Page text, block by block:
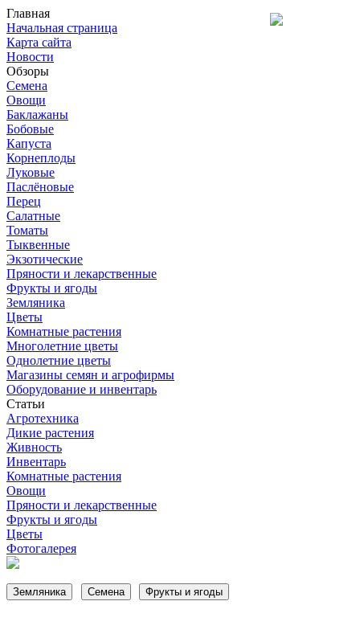
Главная
Начальная страница
Карта сайта
Новости
Обзоры
Семена
Овощи
Баклажаны
Бобовые
Капуста
Корнеплоды
Луковые
Паслёновые
Перец
Салатные
Томаты
Тыквенные
Экзотические
Пряности и лекарственные
Фрукты и ягоды
Земляника
Цветы
Комнатные растения
Многолетние цветы
Однолетние цветы
Магазины семян и агрофирмы
Оборудование и инвентарь
Статьи
Агротехника
Дикие растения
Живность
Инвентарь
Комнатные растения
Овощи
Пряности и лекарственные
Фрукты и ягоды
Цветы
Фотогалерея